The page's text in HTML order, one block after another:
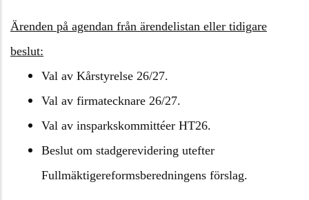
Ärenden på agendan från ärendelistan eller tidigare
beslut:
Val av Kårstyrelse 26/27.
Val av firmatecknare 26/27.
Val av insparkskommittéer HT26.
Beslut om stadgerevidering utefter
Fullmäktigereformsberedningens förslag.